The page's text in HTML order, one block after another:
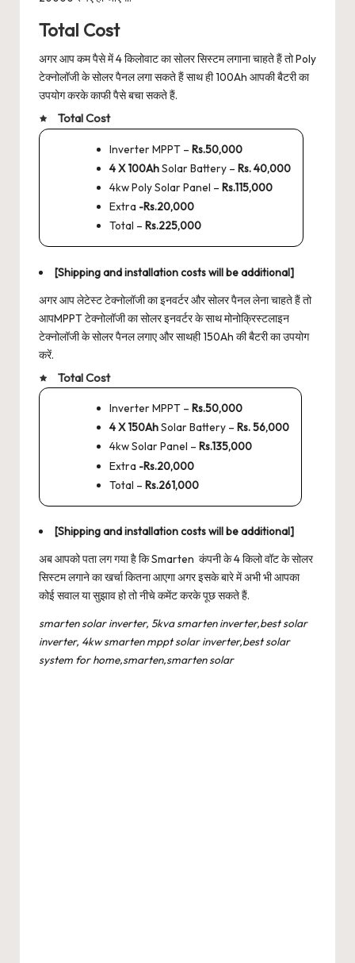
Total Cost
अगर आप कम पैसे में 4 किलोवाट का सोलर सिस्टम लगाना चाहते हैं तो Poly
टेक्नोलॉजी के सोलर पैनल लगा सकते हैं साथ ही 100Ah आपकी बैटरी का
उपयोग करके काफी पैसे बचा सकते हैं.
Total Cost
Inverter MPPT – Rs.50,000
4 X 100AhSolar Battery – Rs. 40,000
4kw Poly Solar Panel – Rs.115,000
Extra -Rs.20,000
Total – Rs.225,000
[Shipping and installation costs will be additional]
अगर आप लेटेस्ट टेक्नोलॉजी का इनवर्टर और सोलर पैनल लेना चाहते हैं तो
आपMPPT टेक्नोलॉजी का सोलर इनवर्टर के साथ मोनोक्रिस्टलाइन
टेक्नोलॉजी के सोलर पैनल लगाए और साथही 150Ah की बैटरी का उपयोग
करें.
Total Cost
Inverter MPPT – Rs.50,000
4 X 150AhSolar Battery – Rs. 56,000
4kw Solar Panel – Rs.135,000
Extra -Rs.20,000
Total – Rs.261,000
[Shipping and installation costs will be additional]
अब आपको पता लग गया है कि Smarten कंपनी के 4 किलो वॉट के सोलर
सिस्टम लगाने का खर्चा कितना आएगा अगर इसके बारे में अभी भी आपका
कोई सवाल या सुझाव हो तो नीचे कमेंट करके पूछ सकते हैं.
smarten solar inverter, 5kva smarten inverter,best solar
inverter, 4kw smarten mppt solar inverter,best solar
system for home,smarten,smarten solar